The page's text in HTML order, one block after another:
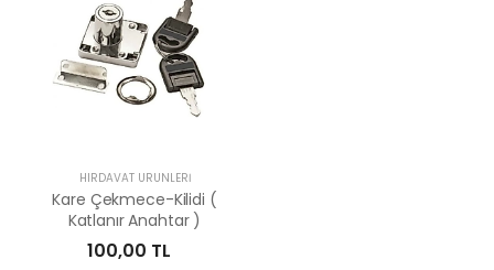
HIRDAVAT ÜRÜNLERİ
Kare Çekmece-Kilidi (
Katlanır Anahtar )
100,00 TL